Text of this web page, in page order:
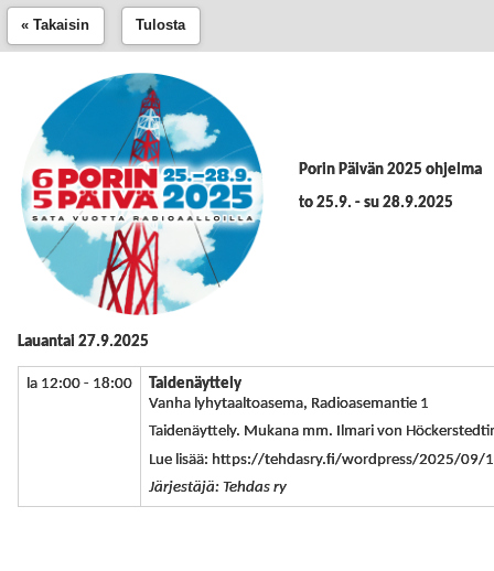
« Takaisin Tulosta
Porin Päivän 2025 ohjelma
to 25.9. - su 28.9.2025
Lauantai 27.9.2025
la 12:00 - 18:00
Taidenäyttely
Vanha lyhytaaltoasema, Radioasemantie 1
Taidenäyttely. Mukana mm. Ilmari von
Lue lisää: https://tehdasry.fi/wordpress/2025/09/
Järjestäjä: Tehdas ry